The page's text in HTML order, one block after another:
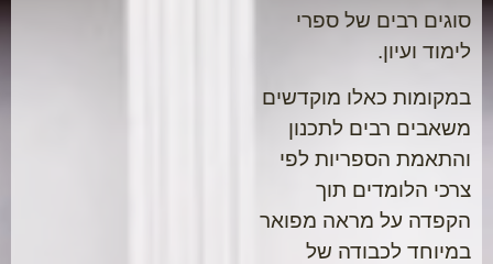
סוגים רבים של ספרי
לימוד ועיון.
במקומות כאלו מוקדשים
משאבים רבים לתכנון
והתאמת הספריות לפי
צרכי הלומדים תוך
הקפדה על מראה מפואר
במיוחד לכבודה של